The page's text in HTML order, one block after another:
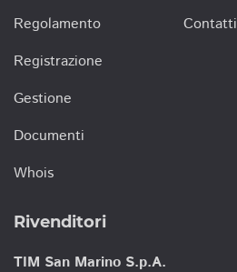
Regolamento
Registrazione
Gestione
Documenti
Whois
Contatti
Rivenditori
TIM San Marino S.p.A.